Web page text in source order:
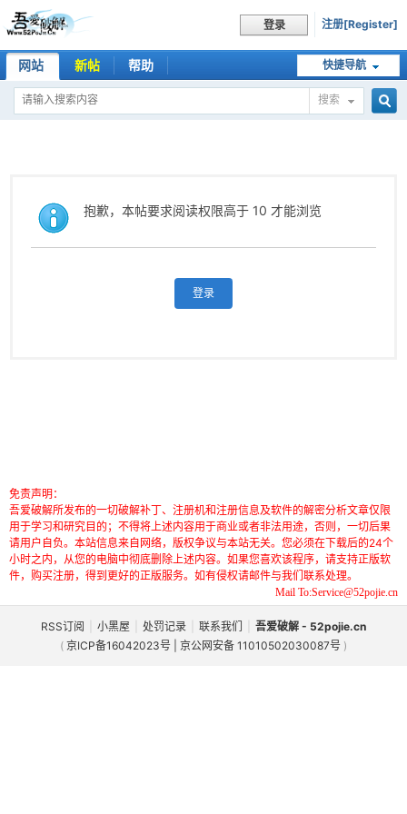
登录 注册[Register]
快捷导航
网站 新帖 帮助
搜索
抱歉，本帖要求阅读权限高于 10 才能浏览
登录
免责声明：
吾爱破解所发布的一切破解补丁、注册机和注册信息及软件的解密分析文章仅限
用于学习和研究目的；不得将上述内容用于商业或者非法用途，否则，一切后果
请用户自负。本站信息来自网络，版权争议与本站无关。您必须在下载后的24个
小时之内，从您的电脑中彻底删除上述内容。如果您喜欢该程序，请支持正版软
件，购买注册，得到更好的正版服务。如有侵权请邮件与我们联系处理。
Mail To:Service@52pojie.cn
RSS订阅 小黑屋 处罚记录 联系我们
吾爱破解 - 52pojie.cn
( 京ICP备16042023号 | 京公网安备 11010502030087号 )